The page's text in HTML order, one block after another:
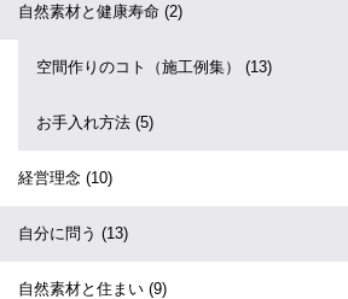
自然素材と健康寿命 (2)
空間作りのコト（施工例集） (13)
お手入れ方法 (5)
経営理念 (10)
自分に問う (13)
自然素材と住まい (9)